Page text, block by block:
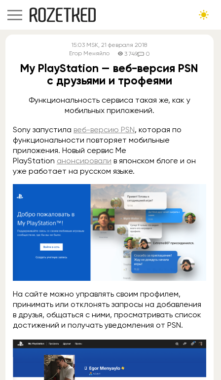
15:03 MSK, 21 февраля 2018
Егор Меняйло
3 749 0
My PlayStation — веб-версия PSN
с друзьями и трофеями
Функциональность сервиса такая же, как у
мобильных приложений.
Sony запустила веб-версию PSN, которая по
функциональности повторяет мобильные
приложения. Новый сервис Me
PlayStation анонсировали в японском блоге и он
уже работает на русском языке.
На сайте можно управлять своим профилем,
принимать или отклонять запросы на добавления
в друзья, общаться с ними, просматривать список
достижений и получать уведомления от PSN.